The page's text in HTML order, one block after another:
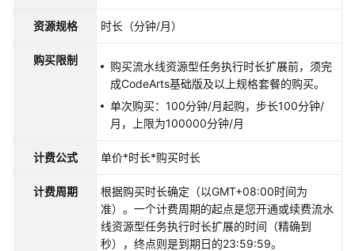
述
计
CodeArts
费
资源规格 时长（分钟/月）
购买限制
购买流水线资源型任务执行时长扩展前，须完
成CodeArts基础版及以上规格套餐的购买。
单次购买：100分钟/月起购，步长100分钟/
月，上限为100000分钟/月
计费公式 单价*时长*购买时长
计费周期
根据购买时长确定（以GMT+08:00时间为
准）。一个计费周期的起点是您开通或续费流水
线资源型任务执行时长扩展的时间（精确到
秒），终点则是到期日的23:59:59。